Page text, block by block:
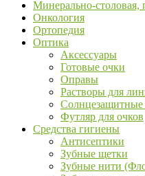
Минерально-столовая,
Онкология
Ортопедия
Оптика
Аксессуары
Готовые очки
Оправы
Растворы для
Солнцезащитные
Футляр для очков
Средства гигиены
Антисептики
Зубные щетки
Зубные нити